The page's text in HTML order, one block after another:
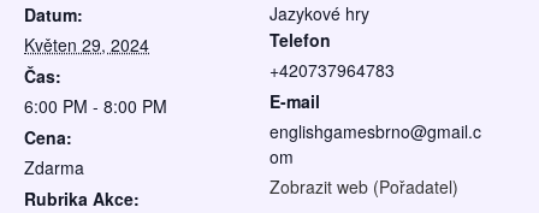
Datum:
Květen 29, 2024
Čas:
6:00 PM - 8:00 PM
Cena:
Zdarma
Rubrika Akce:
Jazykové hry
Telefon
+420737964783
E-mail
englishgamesbrno@gmail.c
om
Zobrazit web (Pořadatel)